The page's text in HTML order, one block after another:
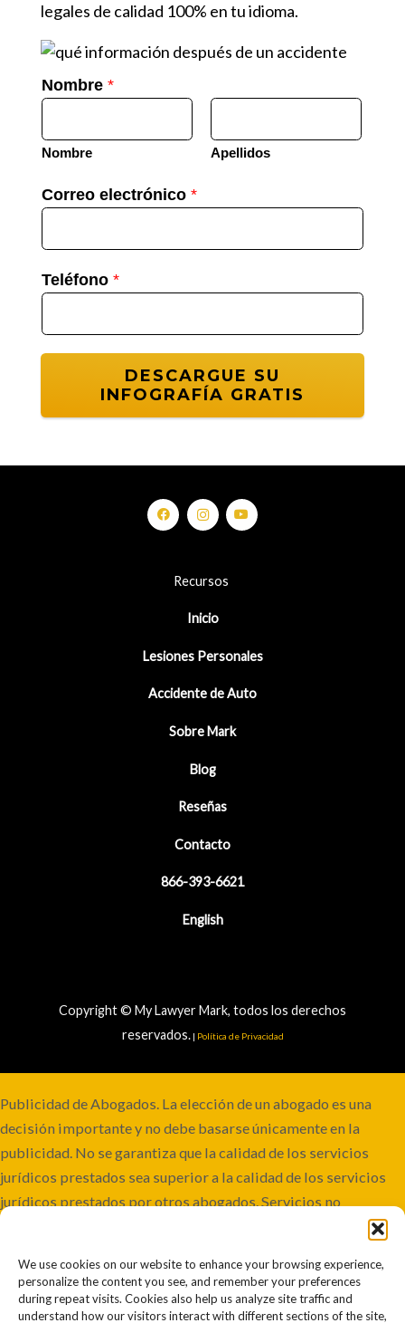
We use cookies on our website to enhance your browsing experience,
personalize the content you see, and remember your preferences
during repeat visits. Cookies also help us analyze site traffic and
understand how our visitors interact with different sections of the site,
legales de calidad 100% en tu idioma.
Nombre *
Nombre Apellidos
P
h
e
a
m
Correo electrónico *
Teléfono *
DESCARGUE SU
INFOGRAFÍA GRATIS
Recursos
Inicio
Lesiones Personales
Accidente de Auto
Sobre Mark
Blog
Reseñas
Contacto
866-393-6621
English
Copyright © My Lawyer Mark, todos los derechos
reservados.| Política de Privacidad
Publicidad de Abogados. La elección de un abogado es una
decisión importante y no debe basarse únicamente en la
publicidad. No se garantiza que la calidad de los servicios
jurídicos prestados sea superior a la calidad de los servicios
jurídicos prestados por otros abogados. Servicios no
disponibles en todas las jurisdicciones. Aunque este bufete
involucrar a co-abogados o ser remitidos a otros bufetes.
Resultados pasados o anteriores no garantizan resultados